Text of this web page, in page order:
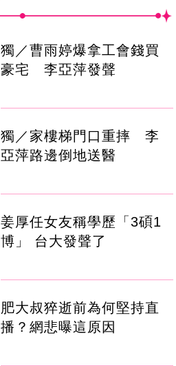
獨／曹雨婷爆拿工會錢買
豪宅 李亞萍發聲
獨／家樓梯門口重摔 李
亞萍路邊倒地送醫
姜厚任女友稱學歷「3碩1
博」 台大發聲了
肥大叔猝逝前為何堅持直
播？網悲曝這原因